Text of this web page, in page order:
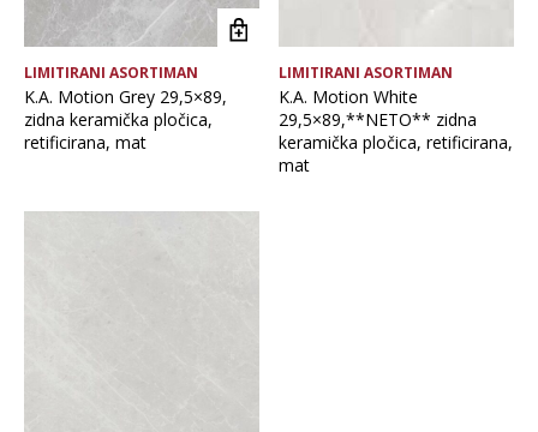
Format pločice
Glavna boja
Namjena pločice
LIMITIRANI ASORTIMAN
K.A. Motion Grey 29,5×89,
zidna keramička pločica,
retificirana, mat
LIMITIRANI ASORTIMAN
K.A. Motion White
29,5×89,**NETO** zidna
keramička pločica, retificirana,
mat